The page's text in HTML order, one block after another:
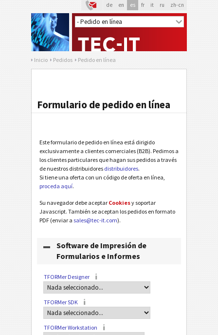
de en es fr it ru zh-cn
Inicio Pedidos Pedido en línea
Formulario de pedido en línea
Este formulario de pedido en línea está dirigido
exclusivamente a clientes comerciales (B2B). Pedimos a
los clientes particulares que hagan sus pedidos a través
de nuestros distribuidores distribuidores.
Si tiene una oferta con un código de oferta en línea,
proceda aquí.
Su navegador debe aceptar Cookiesy soportar
Javascript. También se aceptan los pedidos en formato
PDF (enviar a sales@tec-it.com).
Software de Impresión de
Formularios e Informes
TFORMer Designer
TFORMer SDK
TFORMer Workstation